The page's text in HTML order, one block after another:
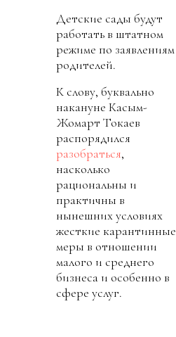
Детские сады будут
работать в штатном
режиме по заявлениям
родителей.
К слову, буквально
накануне Касым-
Жомарт Токаев
распорядился
разобраться,
насколько
рациональны и
практичны в
нынешних условиях
жесткие карантинные
меры в отношении
малого и среднего
бизнеса и особенно в
сфере услуг.